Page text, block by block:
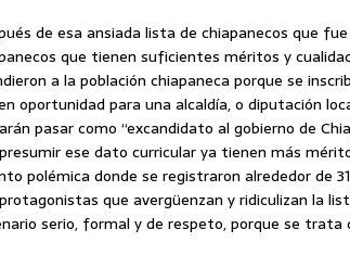
de esa ansiada lista de chiapanecos que
que tienen suficientes méritos y
a la población chiapaneca porque se
oportunidad para una alcaldía, o diputación
pasar como “excandidato al gobierno de
ese dato curricular ya tienen más
polémica donde se registraron alrededor de
que avergüenzan y ridiculizan la
serio, formal y de respeto, porque se trata